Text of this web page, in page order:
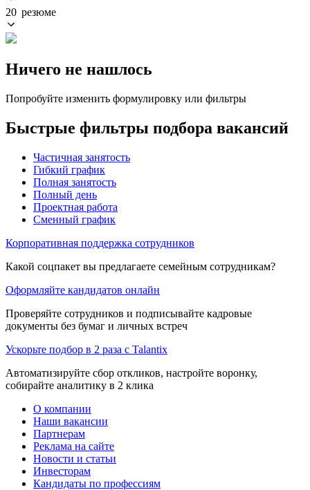
20 резюме
Ничего не нашлось
Попробуйте изменить формулировку или фильтры
Быстрые фильтры подбора вакансий
Частичная занятость
Гибкий график
Полная занятость
Полный день
Проектная работа
Сменный график
Корпоративная поддержка сотрудников
Какой соцпакет вы предлагаете семейным сотрудникам?
Оформляйте кандидатов онлайн
Проверяйте сотрудников и подписывайте кадровые
документы без бумаг и личных встреч
Ускорьте подбор в 2 раза с Talantix
Автоматизируйте сбор откликов, настройте воронку,
собирайте аналитику в 2 клика
О компании
Наши вакансии
Партнерам
Реклама на сайте
Новости и статьи
Инвесторам
Кандидаты по профессиям